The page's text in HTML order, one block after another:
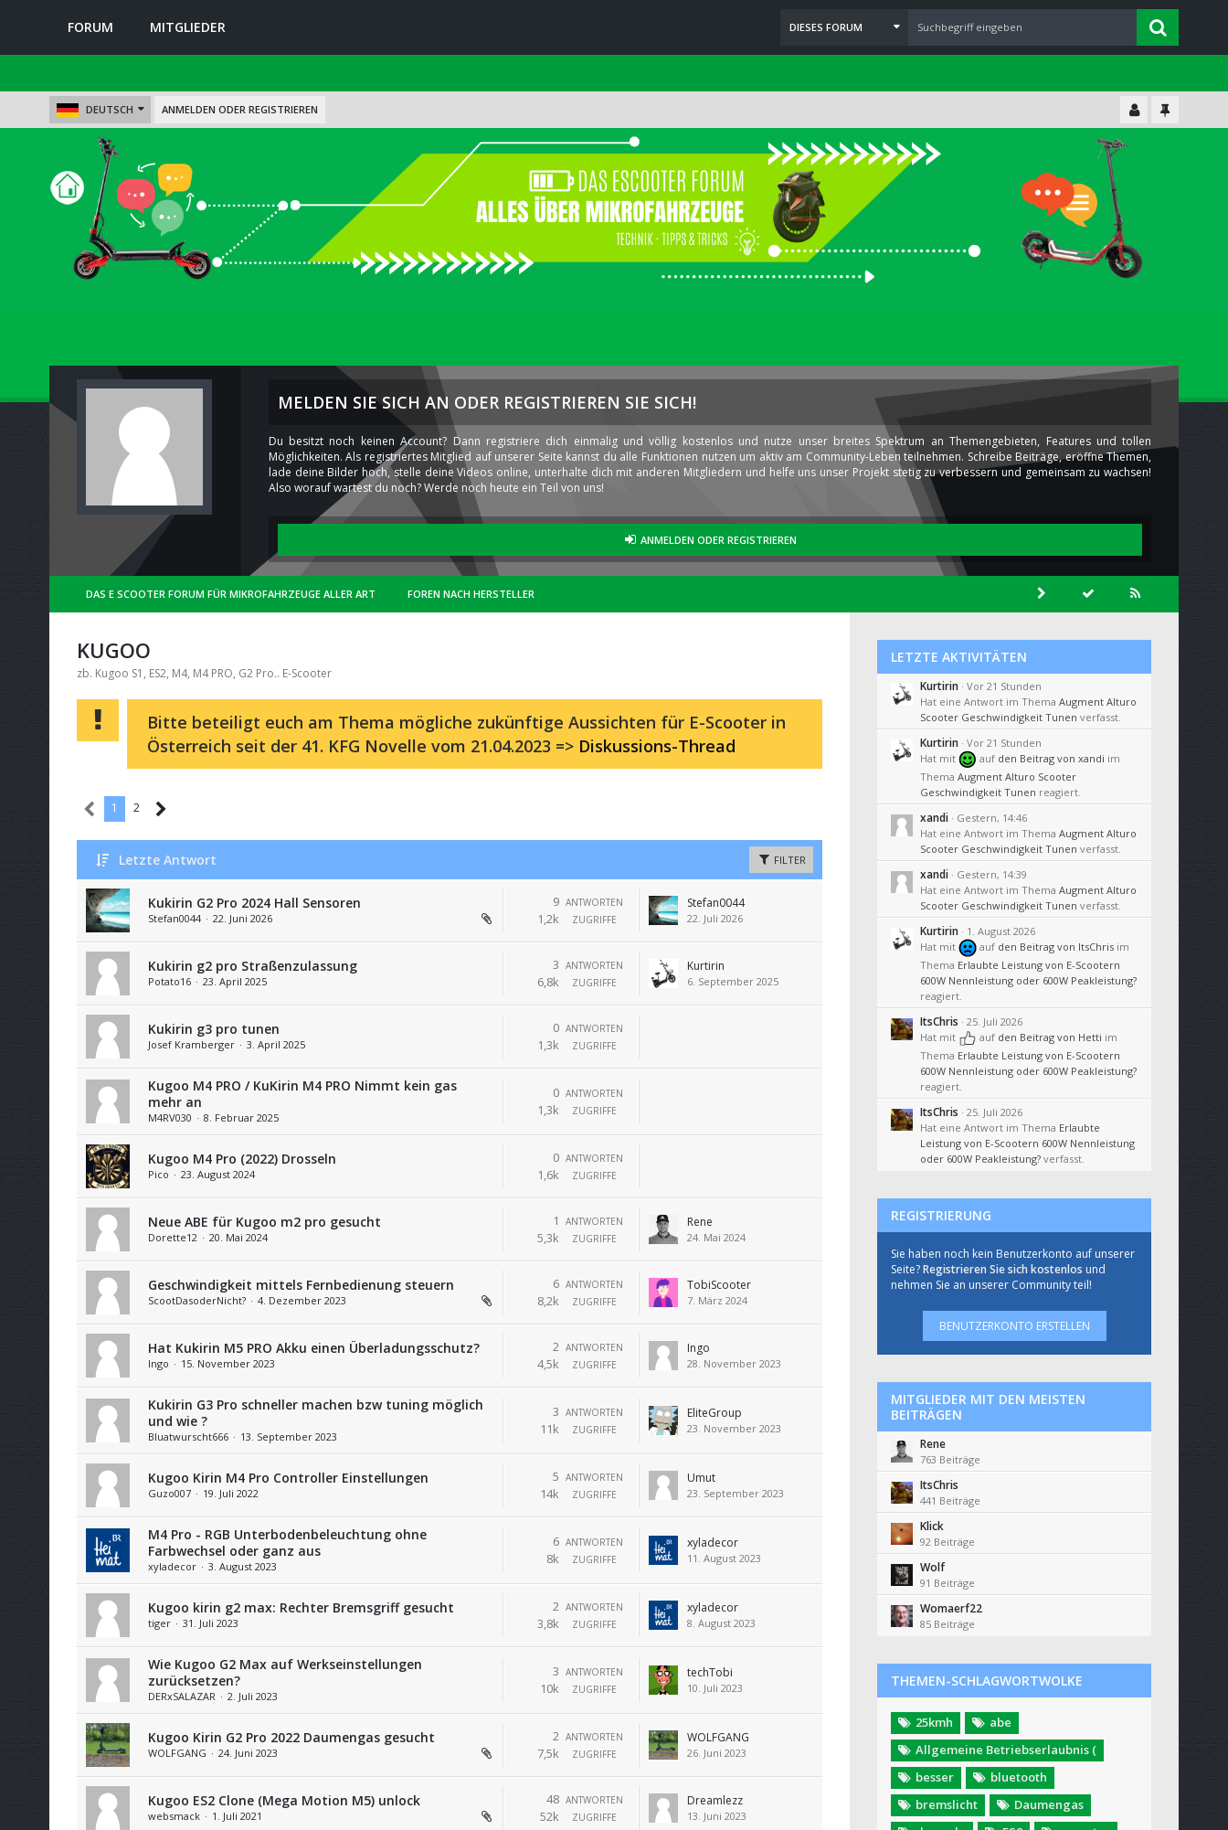
FORUM MITGLIEDER DIESES FORUM
DEUTSCH ANMELDEN ODER REGISTRIEREN
MELDEN SIE SICH AN ODER REGISTRIEREN SIE SICH!
Du besitzt noch keinen Account? Dann registriere dich einmalig und völlig kostenlos und nutze unser breites Spektrum an Themengebieten, Features und tollen
Möglichkeiten. Als registriertes Mitglied auf unserer Seite kannst du alle Funktionen nutzen um aktiv am Community-Leben teilnehmen. Schreibe Beiträge, eröffne Themen,
lade deine Bilder hoch, stelle deine Videos online, unterhalte dich mit anderen Mitgliedern und helfe uns unser Projekt stetig zu verbessern und gemeinsam zu wachsen!
Also worauf wartest du noch? Werde noch heute ein Teil von uns!
ANMELDEN ODER REGISTRIEREN
DAS E SCOOTER FORUM FÜR MIKROFAHRZEUGE ALLER ART FOREN NACH HERSTELLER
KUGOO
zb. Kugoo S1, ES2, M4, M4 PRO, G2 Pro.. E-Scooter
Bitte beteiligt euch am Thema mögliche zukünftige Aussichten für E-Scooter in
Österreich seit der 41. KFG Novelle vom 21.04.2023 => Diskussions-Thread
1 2
Letzte Antwort FILTER
Kukirin G2 Pro 2024 Hall Sensoren
Stefan0044 22. Juni 2026
ANTWORTEN
9
ZUGRIFFE
1,2k
Stefan0044
22. Juli 2026
Kukirin g2 pro Straßenzulassung
Potato16 23. April 2025
ANTWORTEN
3
ZUGRIFFE
6,8k
Kurtirin
6. September 2025
Kukirin g3 pro tunen
Josef Kramberger 3. April 2025
ANTWORTEN
0
ZUGRIFFE
1,3k
Kugoo M4 PRO / KuKirin M4 PRO Nimmt kein gas
mehr an
M4RV030 8. Februar 2025
ANTWORTEN
0
ZUGRIFFE
1,3k
Kugoo M4 Pro (2022) Drosseln
Pico 23. August 2024
ANTWORTEN
0
ZUGRIFFE
1,6k
Neue ABE für Kugoo m2 pro gesucht
Dorette12 20. Mai 2024
ANTWORTEN
1
ZUGRIFFE
5,3k
Rene
24. Mai 2024
Geschwindigkeit mittels Fernbedienung steuern
ScootDasoderNicht? 4. Dezember 2023
ANTWORTEN
6
ZUGRIFFE
8,2k
TobiScooter
7. März 2024
Hat Kukirin M5 PRO Akku einen Überladungsschutz?
Ingo 15. November 2023
ANTWORTEN
2
ZUGRIFFE
4,5k
Ingo
28. November 2023
Kukirin G3 Pro schneller machen bzw tuning möglich
und wie ?
Bluatwurscht666 13. September 2023
ANTWORTEN
3
ZUGRIFFE
11k
EliteGroup
23. November 2023
Kugoo Kirin M4 Pro Controller Einstellungen
Guzo007 19. Juli 2022
ANTWORTEN
5
ZUGRIFFE
14k
Umut
23. September 2023
M4 Pro - RGB Unterbodenbeleuchtung ohne
Farbwechsel oder ganz aus
xyladecor 3. August 2023
ANTWORTEN
6
ZUGRIFFE
8k
xyladecor
11. August 2023
Kugoo kirin g2 max: Rechter Bremsgriff gesucht
tiger 31. Juli 2023
ANTWORTEN
2
ZUGRIFFE
3,8k
xyladecor
8. August 2023
Wie Kugoo G2 Max auf Werkseinstellungen
zurücksetzen?
DERxSALAZAR 2. Juli 2023
ANTWORTEN
3
ZUGRIFFE
10k
techTobi
10. Juli 2023
Kugoo Kirin G2 Pro 2022 Daumengas gesucht
WOLFGANG 24. Juni 2023
ANTWORTEN
2
ZUGRIFFE
7,5k
WOLFGANG
26. Juni 2023
Kugoo ES2 Clone (Mega Motion M5) unlock
websmack 1. Juli 2021
ANTWORTEN
48
ZUGRIFFE
52k
Dreamlezz
13. Juni 2023
LETZTE AKTIVITÄTEN
Kurtirin Vor 21 Stunden
Hat eine Antwort im ThemaAugment Alturo
Scooter Geschwindigkeit Tunen verfasst.
Kurtirin Vor 21 Stunden
Hat mit
auf den Beitrag vonxandi im
ThemaAugment Alturo Scooter
Geschwindigkeit Tunen reagiert.
xandi
Gestern, 14:46
Hat eine Antwort im ThemaAugment Alturo
Scooter Geschwindigkeit Tunen verfasst.
xandi
Gestern, 14:39
Hat eine Antwort im ThemaAugment Alturo
Scooter Geschwindigkeit Tunen verfasst.
Kurtirin
1. August 2026
Hat mit
auf den Beitrag von ItsChris im
Thema Erlaubte Leistung von E-Scootern
600W Nennleistung oder 600W Peakleistung?
reagiert.
ItsChris
25. Juli 2026
Hat mit
auf den Beitrag von Hetti im
Thema Erlaubte Leistung von E-Scootern
600W Nennleistung oder 600W Peakleistung?
reagiert.
ItsChris
25. Juli 2026
Hat eine Antwort im Thema Erlaubte
Leistung von E-Scootern 600W Nennleistung
oder 600W Peakleistung? verfasst.
REGISTRIERUNG
Sie haben noch kein Benutzerkonto auf unserer
Seite?Registrieren Sie sich kostenlos und
nehmen Sie an unserer Community teil!
BENUTZERKONTO ERSTELLEN
MITGLIEDER MIT DEN MEISTEN
BEITRÄGEN
Rene
763 Beiträge
ItsChris
441 Beiträge
Klick
92 Beiträge
Wolf
91 Beiträge
Womaerf22
85 Beiträge
THEMEN-SCHLAGWORTWOLKE
25kmh
abe
Allgemeine Betriebserlaubnis (
besser
bluetooth
bremslicht
Daumengas